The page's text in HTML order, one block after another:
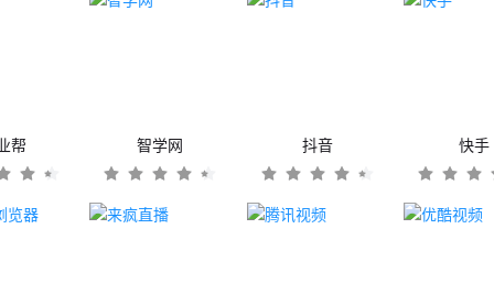
帮 智学网 抖音 快手